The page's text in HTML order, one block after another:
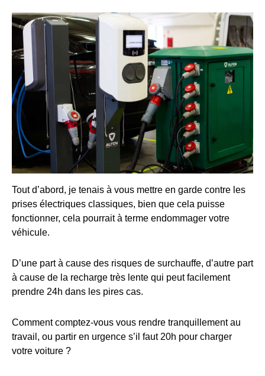
Tout d’abord, je tenais à vous mettre en garde contre les
prises électriques classiques, bien que cela puisse
fonctionner, cela pourrait à terme endommager votre
véhicule.
D’une part à cause des risques de surchauffe, d’autre part
à cause de la recharge très lente qui peut facilement
prendre 24h dans les pires cas.
Comment comptez-vous vous rendre tranquillement au
travail, ou partir en urgence s’il faut 20h pour charger
votre voiture ?